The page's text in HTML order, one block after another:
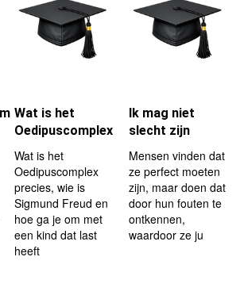
Wat is het
Oedipuscomplex
Wat is het
Oedipuscomplex
precies, wie is
Sigmund Freud en
hoe ga je om met
een kind dat last
heeft
Ik mag niet
slecht zijn
Mensen vinden dat
ze perfect moeten
zijn, maar doen dat
door hun fouten te
ontkennen,
waardoor ze ju